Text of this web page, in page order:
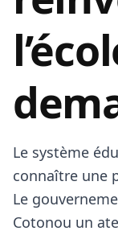
​Le système
connaître une
Le
Cotonou un